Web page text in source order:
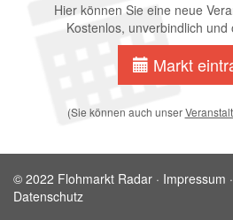
Hier können Sie eine neue
Kostenlos, unverbindlich und
Markt
(Sie können auch unser
© 2022 Flohmarkt Radar · Impressum ·
Datenschutz